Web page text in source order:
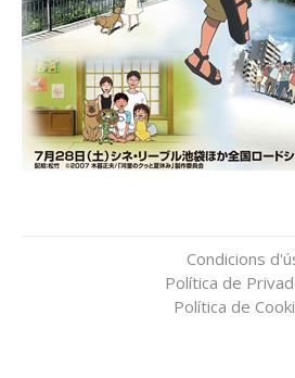
Condicions
Política de
Política de